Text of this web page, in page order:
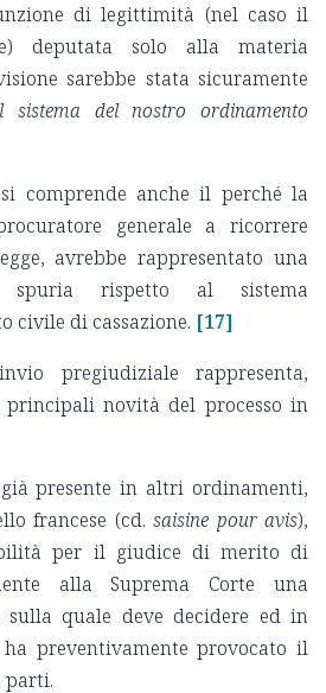
di legittimità (nel caso il
deputata solo alla materia
sarebbe stata sicuramente
sistema del nostro ordinamento
comprende anche il perché la
generale a ricorrere
avrebbe rappresentato una
rispetto al sistema
civile di cassazione. [17]
pregiudiziale rappresenta,
principali novità del processo in
presente in altri ordinamenti,
francese (cd. saisine pour avis),
per il giudice di merito di
alla Suprema Corte una
quale deve decidere ed in
preventivamente provocato il
parti.